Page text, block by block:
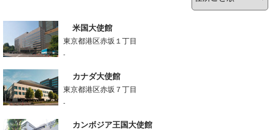
米国大使館
東京都港区赤坂１丁目
-
カナダ大使館
東京都港区赤坂７丁目
-
カンボジア王国大使館